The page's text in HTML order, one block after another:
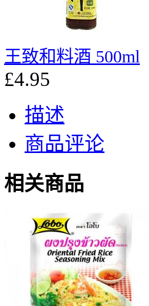
王致和料酒 500ml
£4.95
描述
商品评论
相关商品